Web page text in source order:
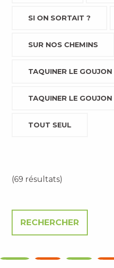
SI ON SORTAIT ?
SUR NOS CHEMINS
TAQUINER LE GOUJON
TAQUINER LE GOUJON
TOUT SEUL
(69 résultats)